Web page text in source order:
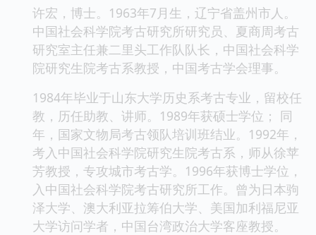
许宏，博士。1963年7月生，辽宁省盖州市人。
中国社会科学院考古研究所研究员、夏商周考古
研究室主任兼二里头工作队队长，中国社会科学
院研究生院考古系教授，中国考古学会理事。
1984年毕业于山东大学历史系考古专业，留校任
教，历任助教、讲师。1989年获硕士学位； 同
年，国家文物局考古领队培训班结业。1992年，
考入中国社会科学院研究生院考古系，师从徐苹
芳教授，专攻城市考古学。1996年获博士学位，
入中国社会科学院考古研究所工作。曾为日本驹
泽大学、澳大利亚拉筹伯大学、美国加利福尼亚
大学访问学者，中国台湾政治大学客座教授。